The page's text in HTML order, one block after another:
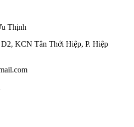
Thịnh
KCN Tân Thới Hiệp, P. Hiệp